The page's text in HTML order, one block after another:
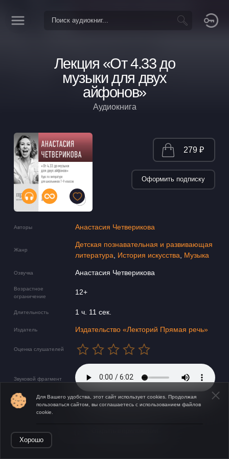
Лекция «От 4.33 до
музыки для двух
айфонов»
Аудиокнига
Авторы Анастасия Четверикова
Жанр
Детская познавательная и развивающая
литература
История искусства Музыка
Озвучка Анастасия Четверикова
Возрастное
ограничение
12+
Длительность 1 ч. 11 сек.
Издатель Издательство «Лекторий Прямая речь»
Оценка слушателей
Звуковой фрагмент
279 ₽
Оформить подписку
Для Вашего удобства, этот сайт использует cookies. Продолжая
пользоваться сайтом, вы соглашаетесь с использованием файлов
cookie.
Хорошо